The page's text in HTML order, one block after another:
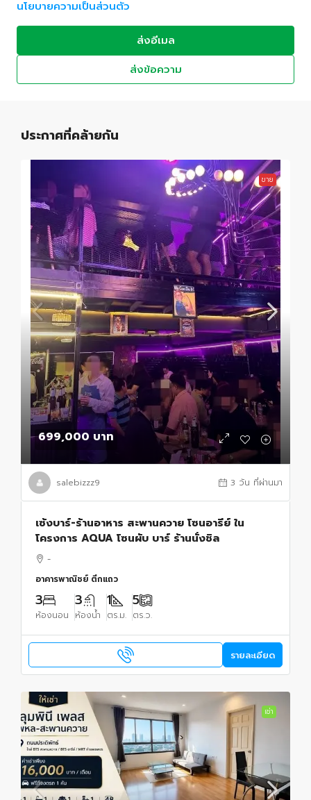
นโยบายความเป็นส่วนตัว
ส่งอีเมล
ส่งข้อความ
ประกาศที่คล้ายกัน
ขาย
699,000 บาท
salebizzz9 3 วัน ที่ผ่านมา
เซ้งบาร์-ร้านอาหาร สะพานควาย โซนอารีย์ ใน
โครงการ AQUA โซนผับ บาร์ ร้านนั่งชิล
-
อาคารพาณิชย์ ตึกแถว
3
ห้องนอน
3
ห้องน้ำ
1
ตร.ม.
5
ตร.ว.
รายละเอียด
เช่า